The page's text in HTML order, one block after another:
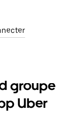
groupe
Uber